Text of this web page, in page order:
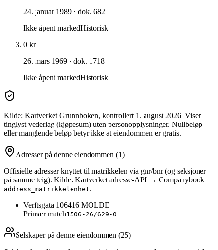
24. januar 1989 · dok. 682
Ikke åpent markedHistorisk
0 kr
26. mars 1969 · dok. 1718
Ikke åpent markedHistorisk
Kilde: Kartverket Grunnboken, kontrollert 1. august 2026. Viser
tinglyst vederlag (kjøpesum) uten personopplysninger. Nullbeløp
eller manglende beløp betyr ikke at eiendommen er gratis.
Adresser på denne eiendommen (1)
Offisielle adresser knyttet til matrikkelen via gnr/bnr (og seksjoner
på samme teig). Kilde: Kartverket adresse-API → Companybook
address_matrikkelenhet.
Verftsgata 106416 MOLDE
Primær match1506-26/629-0
Selskaper på denne eiendommen (25)